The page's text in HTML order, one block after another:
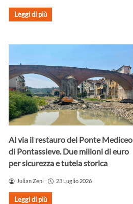
Leggi di più
Al via il restauro del Ponte Mediceo
di Pontassieve. Due milioni di euro
per sicurezza e tutela storica
Julian Zeni 23 Luglio 2026
Leggi di più